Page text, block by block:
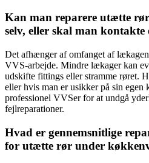
Kan man reparere utætte
selv, eller skal man kontakte
Det afhænger af omfanget af
VVS-arbejde. Mindre lækager kan
udskifte fittings eller stramme røret.
eller hvis man er usikker på sin egen
professionel VVSer for at undgå
fejlreparationer.
Hvad er gennemsnitlige
for utætte rør under